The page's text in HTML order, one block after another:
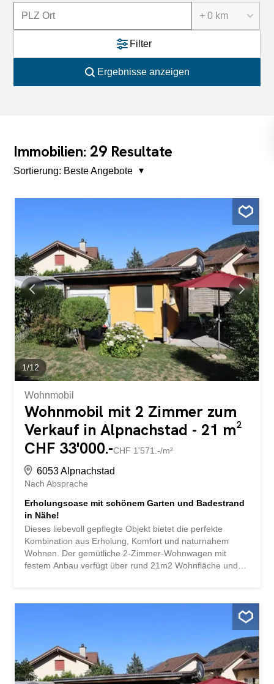
+ 0 km
Filter
Ergebnisse anzeigen
Immobilien: 29 Resultate
Sortierung: Beste Angebote
1/12
Wohnmobil
Wohnmobil mit 2 Zimmer zum
Verkauf in Alpnachstad - 21 m²
CHF 33'000.-CHF 1'571.-/m²
6053 Alpnachstad
Nach Absprache
Erholungsoase mit schönem Garten und Badestrand
in Nähe!
Dieses liebevoll gepflegte Objekt bietet die perfekte
Kombination aus Erholung, Komfort und naturnahem
Wohnen. Der gemütliche 2-Zimmer-Wohnwagen mit
festem Anbau verfügt über rund 21m2 Wohnfläche und
praktischen Küche, einer separaten Toilette sowie einem
Auf der grosszügigen Parzelle von rund 140m2 erwartet
Sie ein gepflegter Rasen, ein hübscher Gartenbereich
sowie eine gemütliche Terrasse mit Aussengrill – ideal für
entspannte Stunden im Freien mit Familie und Freunden.